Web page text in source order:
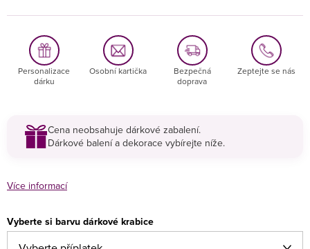
Personalizace
dárku
Osobní kartička
Bezpečná
doprava
Zeptejte se nás
Cena neobsahuje dárkové zabalení.
Dárkové balení a dekorace vybírejte níže.
Více informací
Vyberte si barvu dárkové krabice